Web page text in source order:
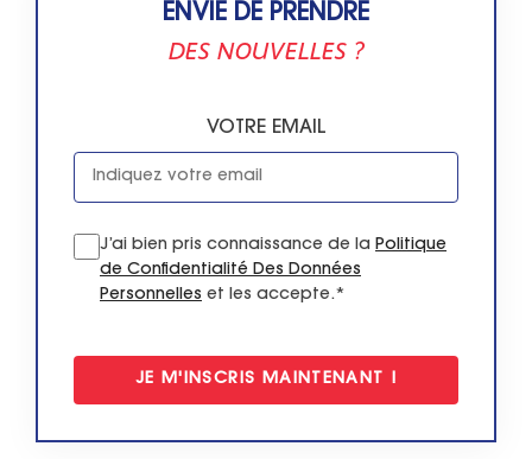
ENVIE DE PRENDRE
DES NOUVELLES ?
VOTRE EMAIL
J’ai bien pris connaissance de la Politique
de Confidentialité Des Données
Personnelles et les accepte.*